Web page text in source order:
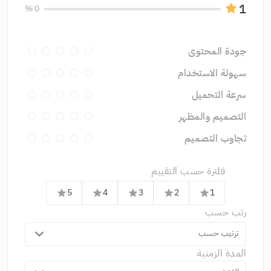
1
0 %
جودة المحتوى
سهولة الاستخدام
سرعة التحميل
التصميم والمظهر
تجاوب التصميم
فلترة حسب التقييم
1
star
2
star
3
star
4
star
5
star
رتب حسب
ترتيب حسب
المدة الزمنية